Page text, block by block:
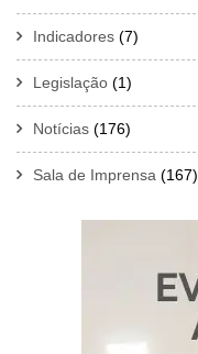
Indicadores (7)
Legislação (1)
Notícias (176)
Sala de Imprensa (167)